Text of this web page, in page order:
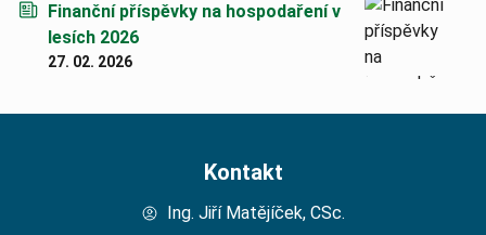
Finanční příspěvky na hospodaření v
lesích 2026
27. 02. 2026
Kontakt
Ing. Jiří Matějíček, CSc.